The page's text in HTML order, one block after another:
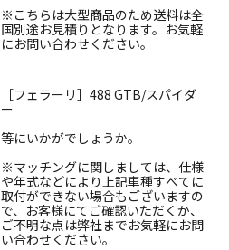
※こちらは大型商品のため送料は全
国別途お見積りとなります。お気軽
にお問い合わせください。
［フェラーリ］488 GTB/スパイダ
ー
等にいかがでしょうか。
※マッチングに関しましては、仕様
や年式などにより上記車種すべてに
取付ができない場合もございますの
で、お客様にてご確認いただくか、
ご不明な点は弊社までお気軽にお問
い合わせください。